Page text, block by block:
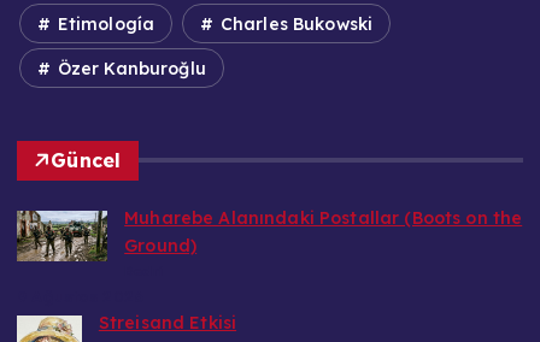
Etimología Charles Bukowski
Özer Kanburoğlu
Güncel
Muharebe Alanındaki Postallar (Boots on the
Ground)
Streisand Etkisi